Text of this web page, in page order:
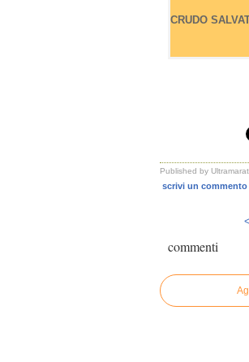
CRUDO
Published by
scrivi un commento
commenti